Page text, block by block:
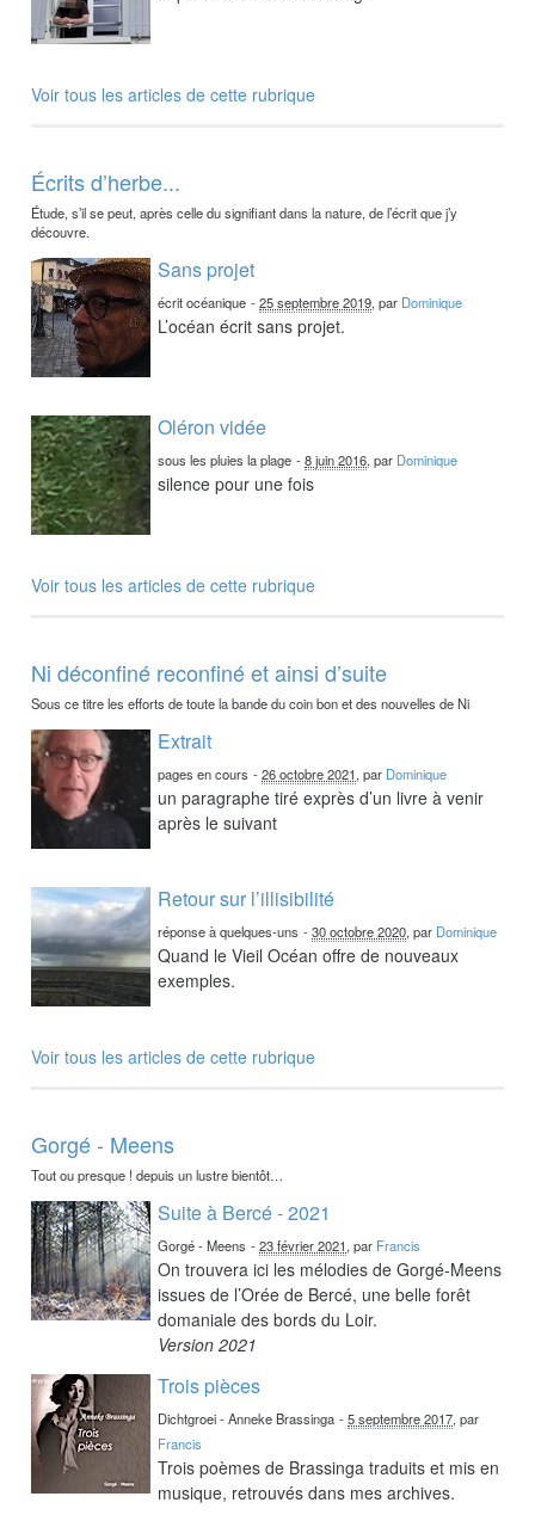
Voir tous les articles de cette rubrique
Écrits d’herbe...
Étude, s’il se peut, après celle du signifiant dans la nature, de l’écrit que j’y
découvre.
Sans projet
écrit océanique -25 septembre 2019, par Dominique
L’océan écrit sans projet.
Oléron vidée
sous les pluies la plage -8 juin 2016, par Dominique
silence pour une fois
Voir tous les articles de cette rubrique
Ni déconfiné reconfiné et ainsi d’suite
Sous ce titre les efforts de toute la bande du coin bon et des nouvelles de Ni
Extrait
pages en cours -26 octobre 2021, par Dominique
un paragraphe tiré exprès d’un livre à venir
après le suivant
Retour sur l’illisibilité
réponse à quelques-uns -30 octobre 2020, par Dominique
Quand le Vieil Océan offre de nouveaux
exemples.
Voir tous les articles de cette rubrique
Gorgé - Meens
Tout ou presque ! depuis un lustre bientôt…
Suite à Bercé - 2021
Gorgé - Meens -23 février 2021, par Francis
On trouvera ici les mélodies de Gorgé-Meens
issues de l’Orée de Bercé, une belle forêt
domaniale des bords du Loir.
Version 2021
Trois pièces
Dichtgroei - Anneke Brassinga -5 septembre 2017, par
Francis
Trois poèmes de Brassinga traduits et mis en
musique, retrouvés dans mes archives.